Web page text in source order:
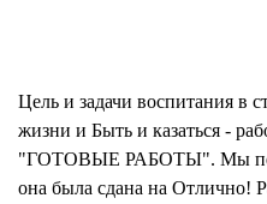
Цель и задачи воспитания в
жизни и Быть и казаться -
"ГОТОВЫЕ РАБОТЫ". Мы
она была сдана на Отлично!